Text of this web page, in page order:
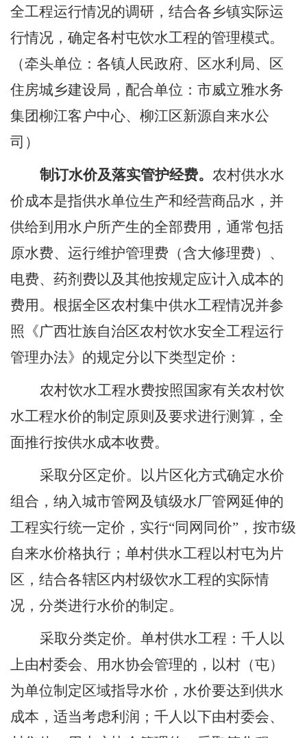
全工程运行情况的调研，结合各乡镇实际运
行情况，确定各村屯饮水工程的管理模式。
（牵头单位：各镇人民政府、区水利局、区
住房城乡建设局，配合单位：市威立雅水务
集团柳江客户中心、柳江区新源自来水公
司）
制订水价及落实管护经费。 农村供水水
价成本是指供水单位生产和经营商品水，并
供给到用水户所产生的全部费用，通常包括
原水费、运行维护管理费（含大修理费）、
电费、药剂费以及其他按规定应计入成本的
费用。根据全区农村集中供水工程情况并参
照《广西壮族自治区农村饮水安全工程运行
管理办法》的规定分以下类型定价：
农村饮水工程水费按照国家有关农村饮
水工程水价的制定原则及要求进行测算，全
面推行按供水成本收费。
采取分区定价。以片区化方式确定水价
组合，纳入城市管网及镇级水厂管网延伸的
工程实行统一定价，实行“同网同价”，按市级
自来水价格执行；单村供水工程以村屯为片
区，结合各辖区内村级饮水工程的实际情
况，分类进行水价的制定。
采取分类定价。单村供水工程：千人以
上由村委会、用水协会管理的，以村（屯）
为单位制定区域指导水价，水价要达到供水
成本，适当考虑利润；千人以下由村委会、